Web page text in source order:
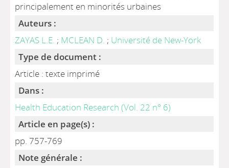
principalement en minorités urbaines
Auteurs :
ZAYAS L.E. ; MCLEAN D. ; Université de New-York
Type de document :
Article : texte imprimé
Dans :
Health Education Research (Vol. 22 n° 6)
Article en page(s) :
pp. 757-769
Note générale :